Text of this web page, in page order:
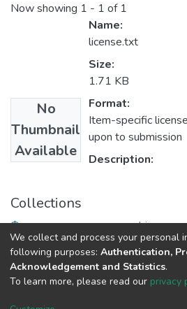
Now showing 1 - 1 of 1
No
Thumbnail
Available
Name:
license.txt
Size:
1.71 KB
Format:
Item-specific
upon to submission
Description:
Collections
Факультет математики, фізики
технологій
DSpace software copyright ©
Cookie
We collect and process your personal
following purposes: Authentication,
Acknowledgement and Statistics.
To learn more, please read our privacy